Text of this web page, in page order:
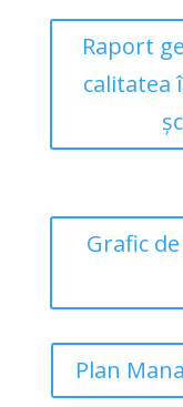
Raport
calitatea
Grafic
Plan